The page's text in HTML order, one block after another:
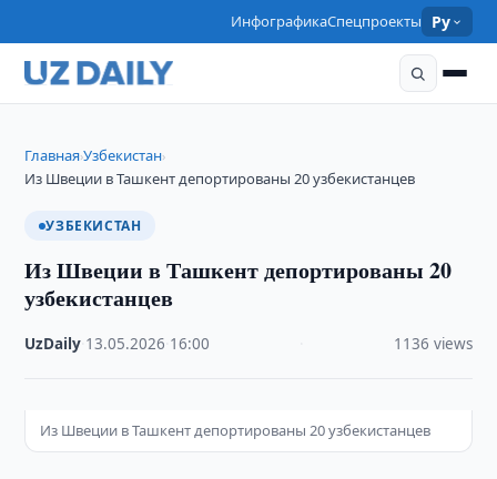
ИнфографикаСпецпроекты Ру
Главная›Узбекистан›
Из Швеции в Ташкент депортированы 20 узбекистанцев
УЗБЕКИСТАН
Из Швеции в Ташкент депортированы 20
узбекистанцев
UzDaily 13.05.2026 16:00 1136 views
Из Швеции в Ташкент депортированы 20 узбекистанцев